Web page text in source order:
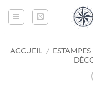
ACCUEIL /